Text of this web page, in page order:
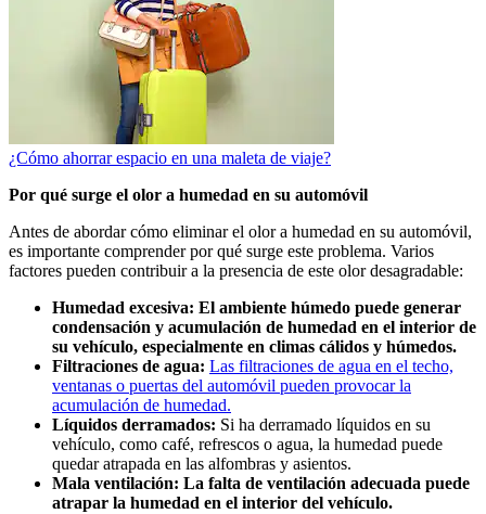
¿Cómo ahorrar espacio en una maleta de viaje?
Por qué surge el olor a humedad en su automóvil
Antes de abordar cómo eliminar el olor a humedad en su automóvil,
es importante comprender por qué surge este problema. Varios
factores pueden contribuir a la presencia de este olor desagradable:
Humedad excesiva: El ambiente húmedo puede generar
condensación y acumulación de humedad en el interior de
su vehículo, especialmente en climas cálidos y húmedos.
Filtraciones de agua: Las filtraciones de agua en el techo,
ventanas o puertas del automóvil pueden provocar la
acumulación de humedad.
Líquidos derramados: Si ha derramado líquidos en su
vehículo, como café, refrescos o agua, la humedad puede
quedar atrapada en las alfombras y asientos.
Mala ventilación: La falta de ventilación adecuada puede
atrapar la humedad en el interior del vehículo.